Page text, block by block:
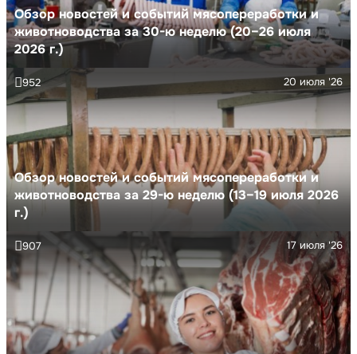
Обзор новостей и событий мясопереработки и
животноводства за 30-ю неделю (20–26 июля
2026 г.)
Обзор новостей и событий мясопереработки и
животноводства за 29-ю неделю (13–19 июля 2026
г.)
20 июля '26
952
17 июля '26
907